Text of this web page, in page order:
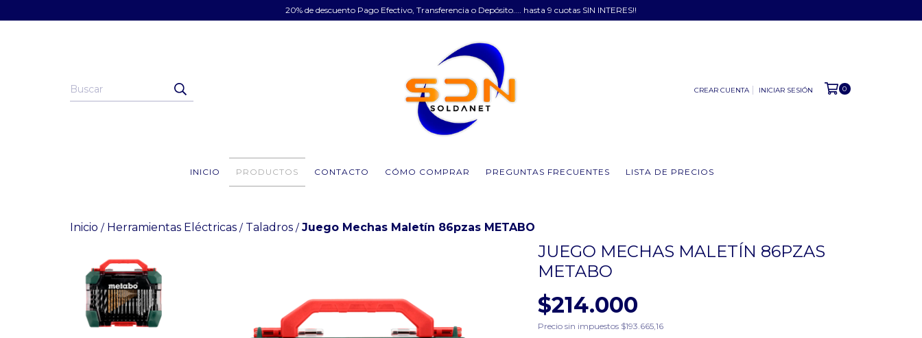
20% de descuento Pago Efectivo, Transferencia o Depósito.... hasta 9 cuotas SIN INTERES!!
CREAR CUENTA INICIAR SESIÓN 0
INICIO PRODUCTOS CONTACTO CÓMO COMPRAR PREGUNTAS FRECUENTES LISTA DE PRECIOS
Inicio / Herramientas Eléctricas / Taladros / Juego Mechas Maletín 86pzas METABO
JUEGO MECHAS MALETÍN 86PZAS
METABO
$214.000
Precio sin impuestos $193.665,16